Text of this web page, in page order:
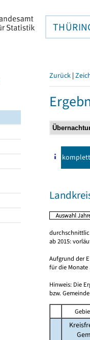
Zurück |
komplett
ab 2015:
Aufgrund der
für die Monate
Hinweis: Die
bzw.